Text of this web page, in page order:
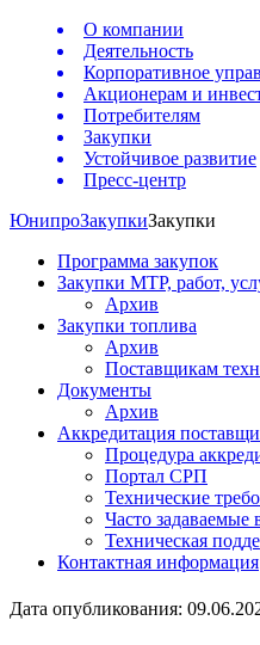
О компании
Деятельность
Корпоративное
Акционерам и
Потребителям
Закупки
Устойчивое развитие
Пресс-центр
ЮнипроЗакупкиЗакупки
Программа закупок
Закупки МТР, работ,
Архив
Закупки топлива
Архив
Поставщикам
Документы
Архив
Аккредитация
Процедура
Портал СРП
Технические
Часто задаваемые
Техническая
Контактная информация
Дата опубликования: